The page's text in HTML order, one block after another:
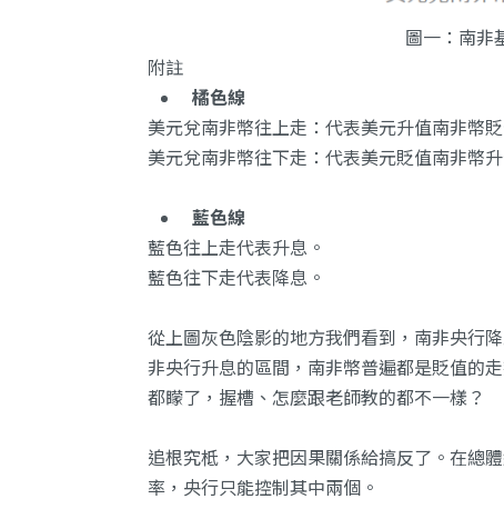
圖一：南非
附註
橘色線
美元兌南非幣往上走：代表美元升值南非幣貶
美元兌南非幣往下走：代表美元貶值南非幣升
藍色線
藍色往上走代表升息。
藍色往下走代表降息。
從上圖灰色陰影的地方我們看到，南非央行
非央行升息的區間，南非幣普遍都是貶值的
都矇了，握槽、怎麼跟老師教的都不一樣？
追根究柢，大家把因果關係給搞反了。在總
率，央行只能控制其中兩個。